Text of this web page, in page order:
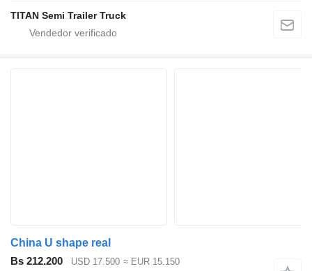
TITAN Semi Trailer Truck
China U shape real
Bs 212.200
USD 17.500 ≈ EUR 15.150